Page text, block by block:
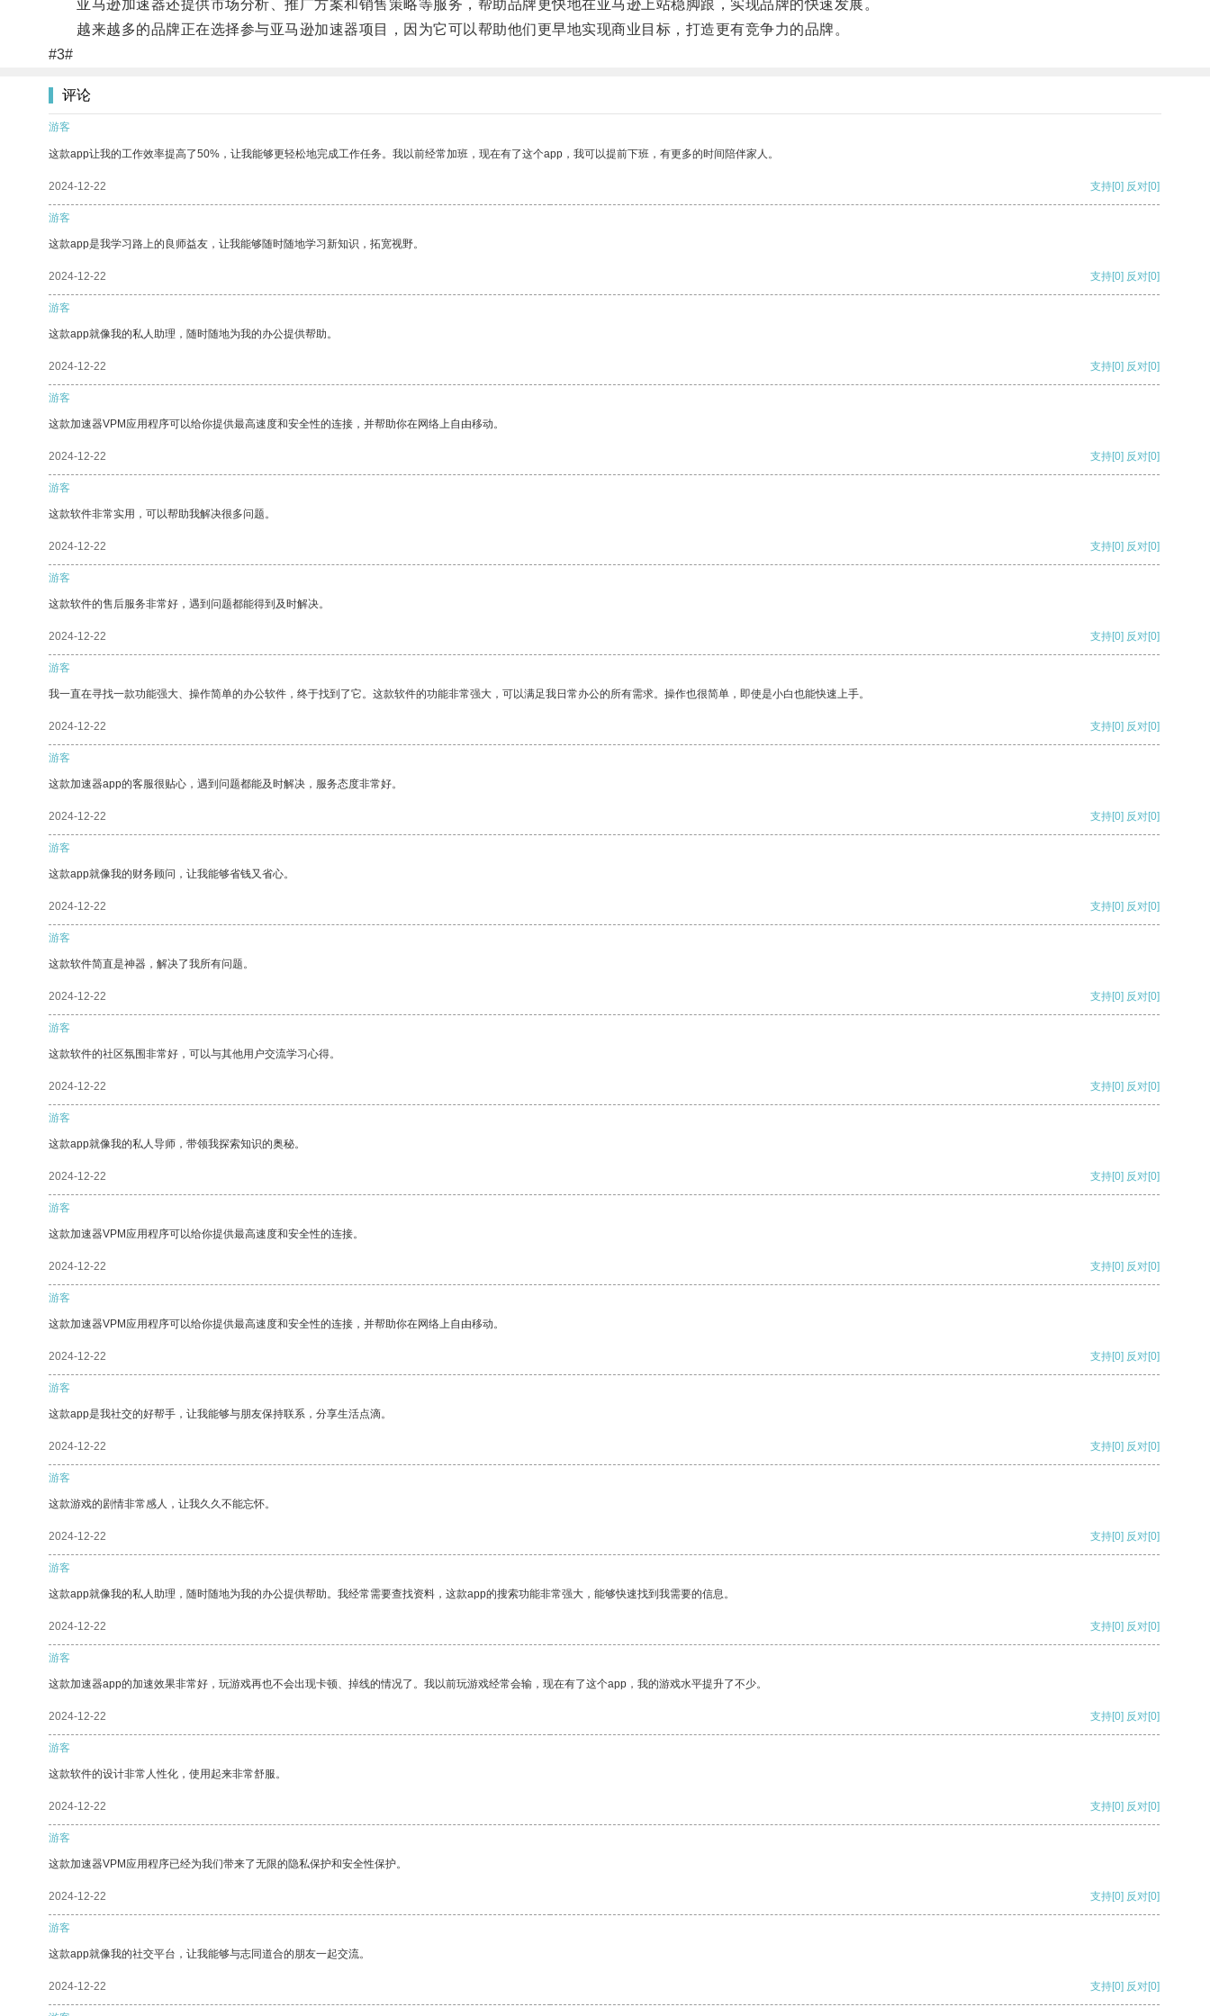
亚马逊加速器还提供市场分析、推广方案和销售策略等服务，帮助品牌更快地在亚马逊上站稳脚跟，实现品牌的快速发展。
越来越多的品牌正在选择参与亚马逊加速器项目，因为它可以帮助他们更早地实现商业目标，打造更有竞争力的品牌。
#3#
评论
游客
这款app让我的工作效率提高了50%，让我能够更轻松地完成工作任务。我以前经常加班，现在有了这个app，我可以提前下班，有更多的时间陪伴家人。
2024-12-22 支持[0] 反对[0]
游客
这款app是我学习路上的良师益友，让我能够随时随地学习新知识，拓宽视野。
2024-12-22 支持[0] 反对[0]
游客
这款app就像我的私人助理，随时随地为我的办公提供帮助。
2024-12-22 支持[0] 反对[0]
游客
这款加速器VPM应用程序可以给你提供最高速度和安全性的连接，并帮助你在网络上自由移动。
2024-12-22 支持[0] 反对[0]
游客
这款软件非常实用，可以帮助我解决很多问题。
2024-12-22 支持[0] 反对[0]
游客
这款软件的售后服务非常好，遇到问题都能得到及时解决。
2024-12-22 支持[0] 反对[0]
游客
我一直在寻找一款功能强大、操作简单的办公软件，终于找到了它。这款软件的功能非常强大，可以满足我日常办公的所有需求。操作也很简单，即使是小白也能快速上手。
2024-12-22 支持[0] 反对[0]
游客
这款加速器app的客服很贴心，遇到问题都能及时解决，服务态度非常好。
2024-12-22 支持[0] 反对[0]
游客
这款app就像我的财务顾问，让我能够省钱又省心。
2024-12-22 支持[0] 反对[0]
游客
这款软件简直是神器，解决了我所有问题。
2024-12-22 支持[0] 反对[0]
游客
这款软件的社区氛围非常好，可以与其他用户交流学习心得。
2024-12-22 支持[0] 反对[0]
游客
这款app就像我的私人导师，带领我探索知识的奥秘。
2024-12-22 支持[0] 反对[0]
游客
这款加速器VPM应用程序可以给你提供最高速度和安全性的连接。
2024-12-22 支持[0] 反对[0]
游客
这款加速器VPM应用程序可以给你提供最高速度和安全性的连接，并帮助你在网络上自由移动。
2024-12-22 支持[0] 反对[0]
游客
这款app是我社交的好帮手，让我能够与朋友保持联系，分享生活点滴。
2024-12-22 支持[0] 反对[0]
游客
这款游戏的剧情非常感人，让我久久不能忘怀。
2024-12-22 支持[0] 反对[0]
游客
这款app就像我的私人助理，随时随地为我的办公提供帮助。我经常需要查找资料，这款app的搜索功能非常强大，能够快速找到我需要的信息。
2024-12-22 支持[0] 反对[0]
游客
这款加速器app的加速效果非常好，玩游戏再也不会出现卡顿、掉线的情况了。我以前玩游戏经常会输，现在有了这个app，我的游戏水平提升了不少。
2024-12-22 支持[0] 反对[0]
游客
这款软件的设计非常人性化，使用起来非常舒服。
2024-12-22 支持[0] 反对[0]
游客
这款加速器VPM应用程序已经为我们带来了无限的隐私保护和安全性保护。
2024-12-22 支持[0] 反对[0]
游客
这款app就像我的社交平台，让我能够与志同道合的朋友一起交流。
2024-12-22 支持[0] 反对[0]